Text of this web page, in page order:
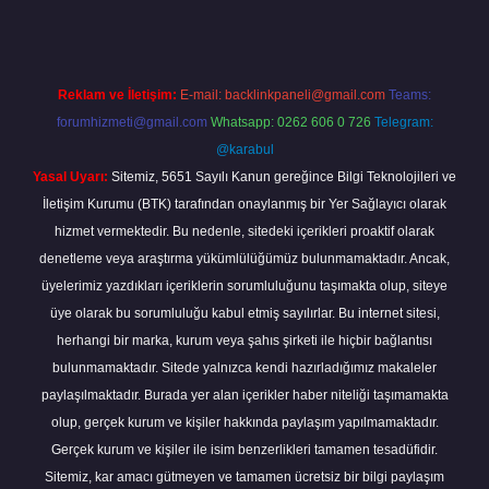
Reklam ve İletişim: E-mail: backlinkpaneli@gmail.com Teams:
forumhizmeti@gmail.com Whatsapp: 0262 606 0 726 Telegram:
@karabul
Yasal Uyarı: Sitemiz, 5651 Sayılı Kanun gereğince Bilgi Teknolojileri ve
İletişim Kurumu (BTK) tarafından onaylanmış bir Yer Sağlayıcı olarak
hizmet vermektedir. Bu nedenle, sitedeki içerikleri proaktif olarak
denetleme veya araştırma yükümlülüğümüz bulunmamaktadır. Ancak,
üyelerimiz yazdıkları içeriklerin sorumluluğunu taşımakta olup, siteye
üye olarak bu sorumluluğu kabul etmiş sayılırlar. Bu internet sitesi,
herhangi bir marka, kurum veya şahıs şirketi ile hiçbir bağlantısı
bulunmamaktadır. Sitede yalnızca kendi hazırladığımız makaleler
paylaşılmaktadır. Burada yer alan içerikler haber niteliği taşımamakta
olup, gerçek kurum ve kişiler hakkında paylaşım yapılmamaktadır.
Gerçek kurum ve kişiler ile isim benzerlikleri tamamen tesadüfidir.
Sitemiz, kar amacı gütmeyen ve tamamen ücretsiz bir bilgi paylaşım